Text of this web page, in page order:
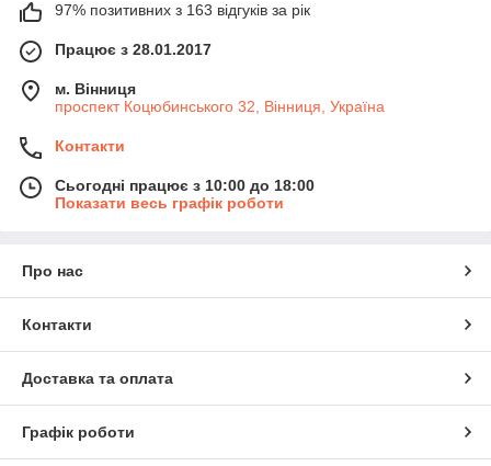
97% позитивних з 163 відгуків за рік
Працює з 28.01.2017
м. Вінниця
проспект Коцюбинського 32, Вінниця, Україна
Контакти
Сьогодні працює з 10:00 до 18:00
Показати весь графік роботи
Про нас
Контакти
Доставка та оплата
Графік роботи